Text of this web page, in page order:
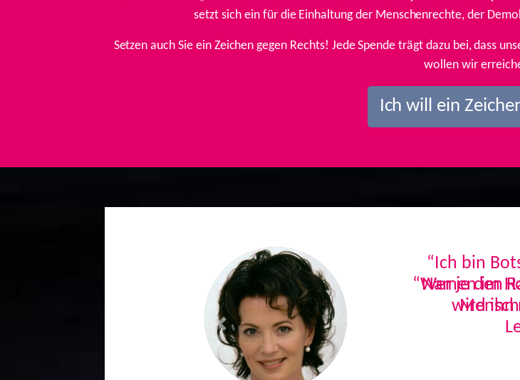
setzt sich ein für die Einhaltung der Menschenrechte, der
Setzen auch Sie ein Zeichen gegen Rechts! Jede Spende trägt dazu bei, dass
wollen wir
Ich will ein
“Ich bin
Namen im
Previous